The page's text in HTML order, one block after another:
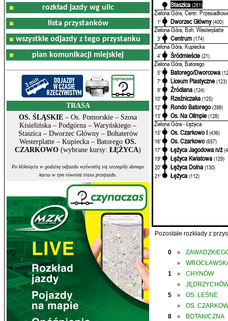
rozkład jazdy wg ulic
lista przystanków
wszystkie odjazdy z tego przystanku
plan komunikacji miejskiej
TRASA
OS. ŚLĄSKIE – Os. Pomorskie – Szosa
Kisielińska – Podgórna – Waryńskiego –
Staszica – Dworzec Główny – Bohaterów
Westerplatte – Kupiecka – Batorego OS.
CZARKOWO (wybrane kursy: ŁĘŻYCA)
Po kliknięciu w godzinę odjazdu wyświetlą się szczegóły danego
kursu w tym również trasa przejazdu.
Staszica (281)
Zielona Góra, Centr.
1' Dworzec Główny (400)
Zielona Góra, Boh. Westerplatte
3' Centrum (174)
Zielona Góra, Kupiecka
4' Śródmieście (21)
Zielona Góra, Batorego
5' Batorego/Dworcowa
7'
Liceum Plastyczne (123)
9'
Źródlana (124)
10'
Rzeźniczaka (125)
12'
Rondo Batorego (398)
13'
Os. Na Olimpie (128)
Zielona Góra - Łężyca
15' Os. Czarkowo I (436)
16'
Os. Czarkowo (657)
17'
Łężyca Jagodowa n/ż
19'
Łężyca Kwiatowa (129)
20'
Łężyca Dolna (130)
21'
Łężyca (112)
Pozostałe rozkłady z
0 »
»
1
» CHYNÓW
»
5
» OS. LEŚNE
»
OS.
8
» BOTANICZNA